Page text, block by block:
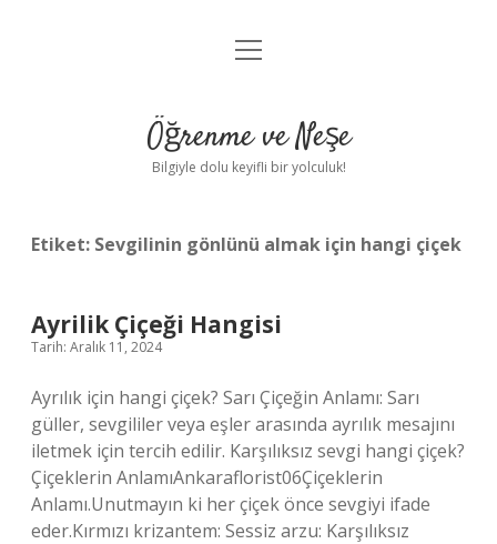
Anasayfa
Yasal Uyarı
menüyü
Öğrenme ve Neşe
Bilgiyle dolu keyifli bir yolculuk!
Etiket: Sevgilinin gönlünü almak için hangi çiçek
Ayrilik Çiçeği Hangisi
Tarih: Aralık 11, 2024
Ayrılık için hangi çiçek? Sarı Çiçeğin Anlamı: Sarı
güller, sevgililer veya eşler arasında ayrılık mesajını
iletmek için tercih edilir. Karşılıksız sevgi hangi çiçek?
Çiçeklerin AnlamıAnkaraflorist06Çiçeklerin
Anlamı.Unutmayın ki her çiçek önce sevgiyi ifade
eder.Kırmızı krizantem: Sessiz arzu: Karşılıksız